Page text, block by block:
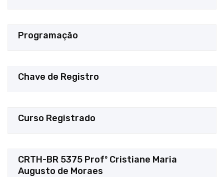
Programação
Chave de Registro
Curso Registrado
CRTH-BR 5375 Profº Cristiane Maria
Augusto de Moraes